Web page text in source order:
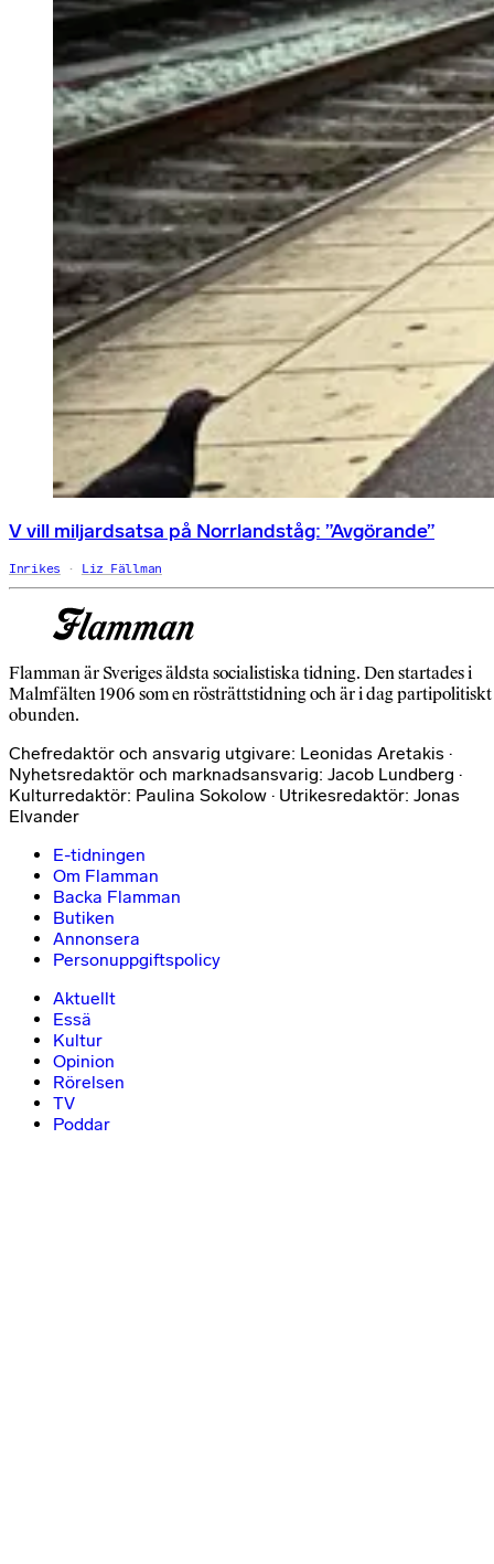
V vill miljardsatsa på Norrlandståg: ”Avgörande”
Inrikes Liz Fällman
Flamman är Sveriges äldsta socialistiska tidning. Den startades i
Malmfälten 1906 som en rösträttstidning och är i dag partipolitiskt
obunden.
Chefredaktör och ansvarig utgivare: Leonidas Aretakis ·
Nyhetsredaktör och marknadsansvarig: Jacob Lundberg ·
Kulturredaktör: Paulina Sokolow · Utrikesredaktör: Jonas
Elvander
E-tidningen
Om Flamman
Backa Flamman
Butiken
Annonsera
Personuppgiftspolicy
Aktuellt
Essä
Kultur
Opinion
Rörelsen
TV
Poddar